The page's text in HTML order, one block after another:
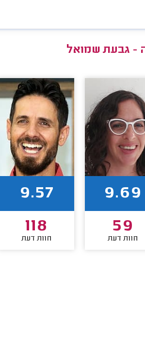
- גבעת שמואל
9.69
59
חוות דעת
9.57
118
חוות דעת